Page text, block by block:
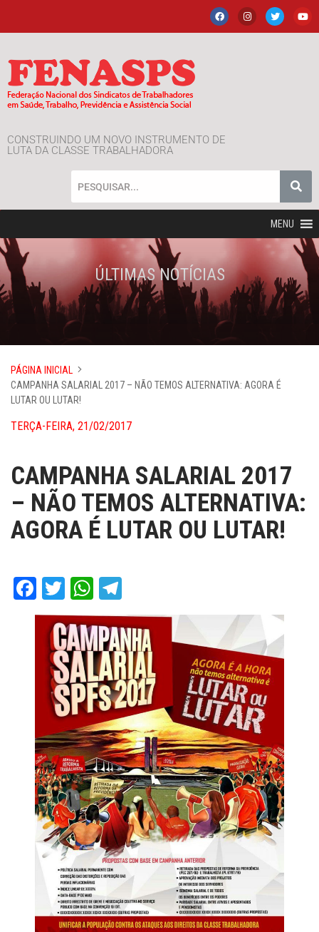
CONSTRUINDO UM NOVO INSTRUMENTO DE
LUTA DA CLASSE TRABALHADORA
MENU
ÚLTIMAS NOTÍCIAS
PÁGINA INICIAL
CAMPANHA SALARIAL 2017 – NÃO TEMOS ALTERNATIVA: AGORA É
LUTAR OU LUTAR!
TERÇA-FEIRA, 21/02/2017
CAMPANHA SALARIAL 2017
– NÃO TEMOS ALTERNATIVA:
AGORA É LUTAR OU LUTAR!
Facebook
TwitterWhatsApp